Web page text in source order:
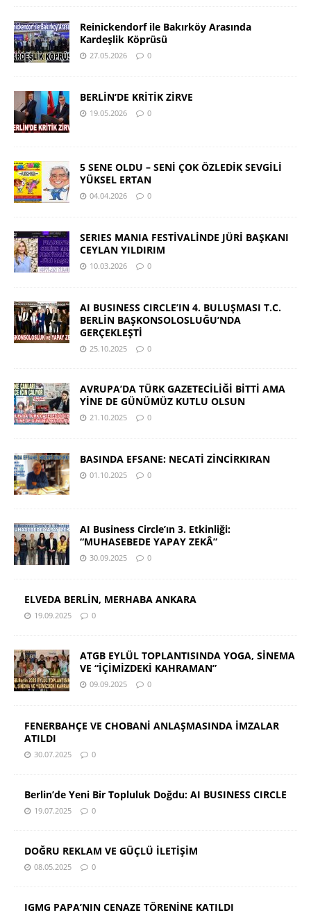
Reinickendorf ile Bakırköy Arasında
Kardeşlik Köprüsü
27.05.2026 0
BERLİN’DE KRİTİK ZİRVE
19.05.2026 0
5 SENE OLDU – SENİ ÇOK ÖZLEDİK SEVGİLİ
YÜKSEL ERTAN
04.04.2026 0
SERIES MANIA FESTİVALİNDE JÜRİ BAŞKANI
CEYLAN YILDIRIM
10.03.2026 0
AI BUSINESS CIRCLE’IN 4. BULUŞMASI T.C.
BERLİN BAŞKONSOLOSLUĞU’NDA
GERÇEKLEŞTİ
25.10.2025 0
AVRUPA’DA TÜRK GAZETECİLİĞİ BİTTİ AMA
YİNE DE GÜNÜMÜZ KUTLU OLSUN
21.10.2025 0
BASINDA EFSANE: NECATİ ZİNCİRKIRAN
01.10.2025 0
AI Business Circle’ın 3. Etkinliği:
“MUHASEBEDE YAPAY ZEKÂ”
30.09.2025 0
ELVEDA BERLİN, MERHABA ANKARA
19.09.2025 0
ATGB EYLÜL TOPLANTISINDA YOGA, SİNEMA
VE “İÇİMİZDEKİ KAHRAMAN”
09.09.2025 0
FENERBAHÇE VE CHOBANİ ANLAŞMASINDA İMZALAR
ATILDI
30.07.2025 0
Berlin’de Yeni Bir Topluluk Doğdu: AI BUSINESS CIRCLE
19.07.2025 0
DOĞRU REKLAM VE GÜÇLÜ İLETİŞİM
08.05.2025 0
IGMG PAPA’NIN CENAZE TÖRENİNE KATILDI